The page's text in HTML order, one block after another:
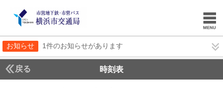
お知らせ 1件のお知らせがあります
戻る 時刻表